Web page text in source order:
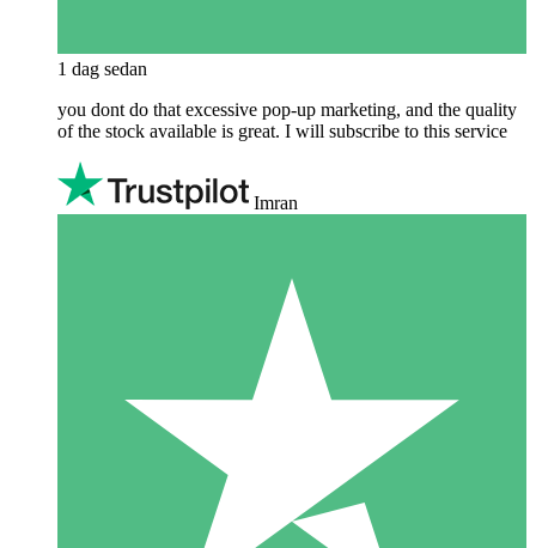
1 dag sedan
you dont do that excessive pop-up marketing, and the quality
of the stock available is great. I will subscribe to this service
Imran